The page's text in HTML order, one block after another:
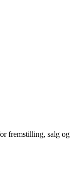
fremstilling, salg og